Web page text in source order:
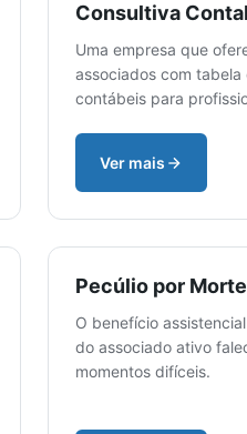
Consultiva
Uma empresa que
associados com
contábeis para
Ver mais
Pecúlio por
O benefício
do associado ativo
momentos difíceis.